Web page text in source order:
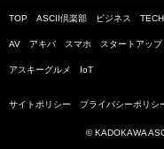
TOP ASCII倶楽部 ビジネス TECH
AV アキバ スマホ スタートアップ
アスキーグルメ IoT
サイトポリシー プライバシーポリシ
© KADOKAWA